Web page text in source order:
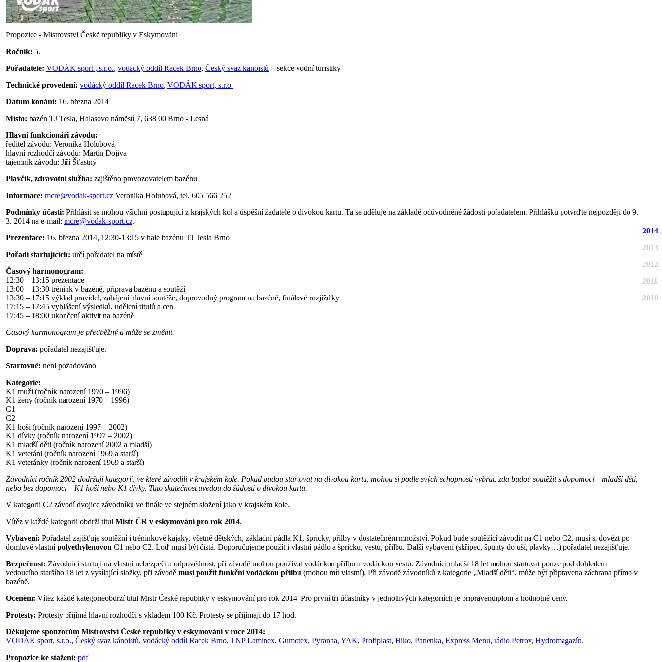
Propozice - Mistrovství České republiky v Eskymování
Ročník: 5.
Pořadatelé: VODÁK sport , s.r.o., vodácký oddíl Racek Brno, Český svaz kanoistů – sekce vodní turistiky
Technické provedení: vodácký oddíl Racek Brno, VODÁK sport, s.r.o.
Datum konání: 16. března 2014
Místo: bazén TJ Tesla, Halasovo náměstí 7, 638 00 Brno - Lesná
Hlavní funkcionáři závodu:
ředitel závodu: Veronika Holubová
hlavní rozhodčí závodu: Martin Dojiva
tajemník závodu: Jiří Šťastný
Plavčík, zdravotní služba: zajištěno provozovatelem bazénu
Informace: mcre@vodak-sport.cz Veronika Holubová, tel. 605 566 252
Podmínky účasti: Přihlásit se mohou všichni postupující z krajských kol a úspěšní žadatelé o divokou kartu. Ta se uděluje na základě odůvodněné žádosti pořadatelem. Přihlášku potvrďte nejpozději do 9.
3. 2014 na e-mail: mcre@vodak-sport.cz.
Prezentace: 16. března 2014, 12:30-13:15 v hale bazénu TJ Tesla Brno
Pořadí startujících: určí pořadatel na místě
Časový harmonogram:
12:30 – 13:15 prezentace
13:00 – 13:30 trénink v bazéně, příprava bazénu a soutěží
13:30 – 17:15 výklad pravidel, zahájení hlavní soutěže, doprovodný program na bazéně, finálové rozjížďky
17:15 – 17:45 vyhlášení výsledků, udělení titulů a cen
17:45 – 18:00 ukončení aktivit na bazéně
Časový harmonogram je předběžný a může se změnit.
Doprava: pořadatel nezajišťuje.
Startovné: není požadováno
Kategorie:
K1 muži (ročník narození 1970 – 1996)
K1 ženy (ročník narození 1970 – 1996)
C1
C2
K1 hoši (ročník narození 1997 – 2002)
K1 dívky (ročník narození 1997 – 2002)
K1 mladší děti (ročník narození 2002 a mladší)
K1 veteráni (ročník narození 1969 a starší)
K1 veteránky (ročník narození 1969 a starší)
Závodníci ročník 2002 dodržují kategorii, ve které závodili v krajském kole. Pokud budou startovat na divokou kartu, mohou si podle svých schopností vybrat, zda budou soutěžit s dopomocí – mladší děti,
nebo bez dopomoci – K1 hoši nebo K1 dívky. Tuto skutečnost uvedou do žádosti o divokou kartu.
V kategorii C2 závodí dvojice závodníků ve finále ve stejném složení jako v krajském kole.
Vítěz v každé kategorii obdrží titul Mistr ČR v eskymování pro rok 2014.
Vybavení: Pořadatel zajišťuje soutěžní i tréninkové kajaky, včetně dětských, základní pádla K1, špricky, přilby v dostatečném množství. Pokud bude soutěžící závodit na C1 nebo C2, musí si dovézt po
domluvě vlastnípolyethylenovou C1 nebo C2. Loď musí být čistá. Doporučujeme použít i vlastní pádlo a špricku, vestu, přilbu. Další vybavení (skřipec, špunty do uší, plavky…) pořadatel nezajišťuje.
Bezpečnost: Závodníci startují na vlastní nebezpečí a odpovědnost, při závodě mohou používat vodáckou přilbu a vodáckou vestu. Závodníci mladší 18 let mohou startovat pouze pod dohledem
vedoucího staršího 18 let z vysílající složky, při závodě musí použít funkční vodáckou přilbu (mohou mít vlastní). Při závodě závodníků z kategorie „Mladší děti“, může být připravena záchrana přímo v
bazéně.
Ocenění: Vítěz každé kategorieobdrží titul Mistr České republiky v eskymování pro rok 2014. Pro první tři účastníky v jednotlivých kategoriích je připravendiplom a hodnotné ceny.
Protesty: Protesty přijímá hlavní rozhodčí s vkladem 100 Kč. Protesty se přijímají do 17 hod.
Děkujeme sponzorům Mistrovství České republiky v eskymování v roce 2014:
VODÁK sport, s.r.o., Český svaz kánoistů, vodácký oddíl Racek Brno, TNP Laminex, Gumotex, Pyranha, YAK, Profiplast, Hiko, Panenka, Express Menu, rádio Petrov, Hydromagazín.
Propozice ke stažení: pdf
2014
2013
2012
2011
2010